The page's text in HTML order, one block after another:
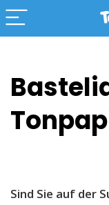
Sind Sie auf der